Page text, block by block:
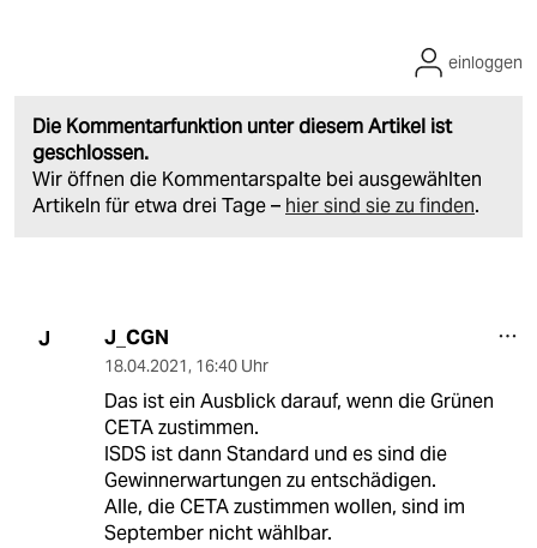
Die Kommentarfunktion unter diesem Artikel ist
geschlossen.
Wir öffnen die Kommentarspalte bei ausgewählten
Artikeln für etwa drei Tage – hier sind sie zu finden.
einloggen
J J_CGN
18.04.2021, 16:40 Uhr
Das ist ein Ausblick darauf, wenn die Grünen
CETA zustimmen.
ISDS ist dann Standard und es sind die
Gewinnerwartungen zu entschädigen.
Alle, die CETA zustimmen wollen, sind im
September nicht wählbar.